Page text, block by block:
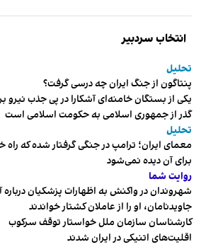
انتخاب سردبیر
تحلیل
پنتاگون از جنگ ایران چه درسی گرفت؟
یکی از بستگان خامنه‌ای آشکارا در پی جذب نیرو
گذر از جمهوری اسلامی به حکومت اسلامی است
تحلیل
معمای ایران؛ ترامپ در جنگی گرفتار شده که راه
برای آن دیده نمی‌شود
روایت شما
شهروندان در واکنش به اظهارات پزشکیان درباره
جاویدنامان، او را از عاملان کشتار خواندند
کارشناسان سازمان ملل خواستار توقف سرکوب
اقلیت‌های اتنیکی در ایران شدند